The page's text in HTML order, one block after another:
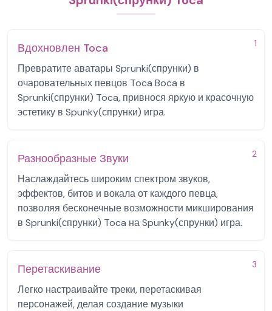
1
Вдохновлен Toca
Превратите аватары Sprunki(спрунки) в
очаровательных певцов Toca Boca в
Sprunki(спрунки) Toca, привнося яркую и красочную
эстетику в Spunky(спрунки) игра.
2
Разнообразные Звуки
Наслаждайтесь широким спектром звуков,
эффектов, битов и вокала от каждого певца,
позволяя бесконечные возможности микширования
в Sprunki(спрунки) Toca на Spunky(спрунки) игра.
3
Перетаскивание
Легко настраивайте треки, перетаскивая
персонажей, делая создание музыки